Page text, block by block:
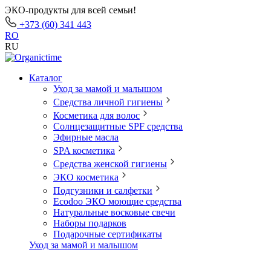
ЭКО-продукты для всей семьи!
+373 (60) 341 443
RO
RU
Каталог
Уход за мамой и малышом
Средства личной гигиены
Косметика для волос
Солнцезащитные SPF средства
Эфирные масла
SPA косметика
Средства женской гигиены
ЭКО косметика
Подгузники и салфетки
Ecodoo ЭКО моющие средства
Натуральные восковые свечи
Наборы подарков
Подарочные сертификаты
Уход за мамой и малышом